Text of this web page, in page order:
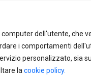
computer dell'utente, che
i comportamenti
personalizzato, sia
la cookie policy.